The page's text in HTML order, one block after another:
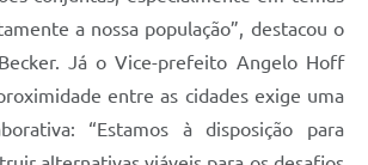
a nossa população”, destacou o
Já o Vice-prefeito Angelo Hoff
entre as cidades exige uma
“Estamos à disposição para